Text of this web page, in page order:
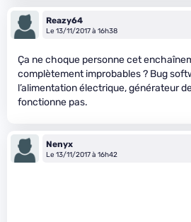
Reazy64
Le 13/11/2017 à 16h38
Ça ne choque personne cet
complètement improbables ? Bug
l’alimentation électrique, générateur
fonctionne pas.
Nenyx
Le 13/11/2017 à 16h42